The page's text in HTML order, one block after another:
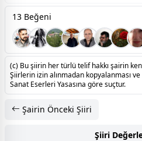
13 Beğeni
(c) Bu şiirin her türlü telif hakkı şairin
Şiirlerin izin alınmadan kopyalanması ve
Sanat Eserleri Yasasına göre suçtur.
Şairin Önceki Şiiri
Şiiri